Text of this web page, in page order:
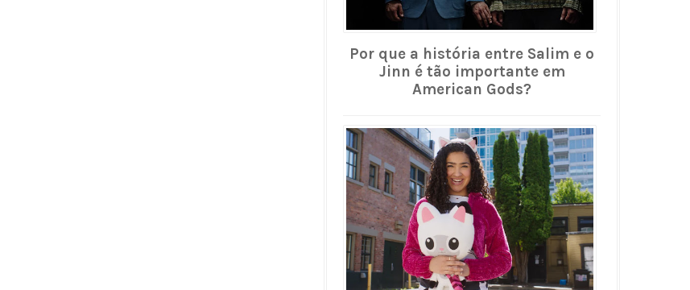
Por que a história entre Salim e o
Jinn é tão importante em
American Gods?